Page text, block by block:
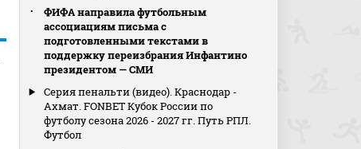
ФИФА направила футбольным
ассоциациям письма с
подготовленными текстами в
поддержку переизбрания Инфантино
президентом — СМИ
Серия пенальти (видео). Краснодар -
Ахмат. FONBET Кубок России по
футболу сезона 2026 - 2027 гг. Путь РПЛ.
Футбол